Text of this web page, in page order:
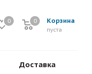
0 Корзина
0
пуста
0
Доставка